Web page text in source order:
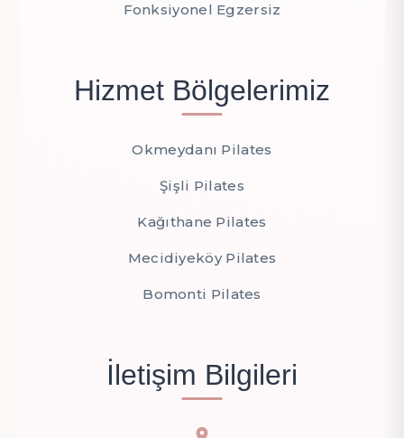
Fonksiyonel Egzersiz
Hizmet Bölgelerimiz
Okmeydanı Pilates
Şişli Pilates
Kağıthane Pilates
Mecidiyeköy Pilates
Bomonti Pilates
İletişim Bilgileri